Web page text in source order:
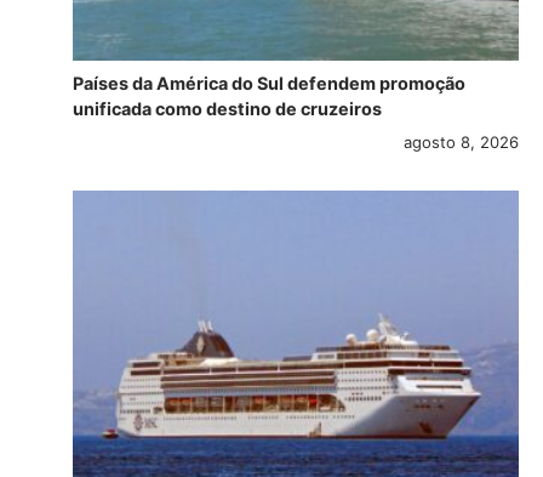
Países da América do Sul defendem promoção
unificada como destino de cruzeiros
agosto 8, 2026